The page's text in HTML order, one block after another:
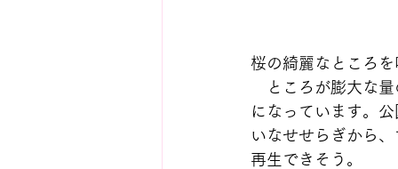
桜の綺麗なところ
ところが膨大な量
になっています。
いなせせらぎから
再生できそう。